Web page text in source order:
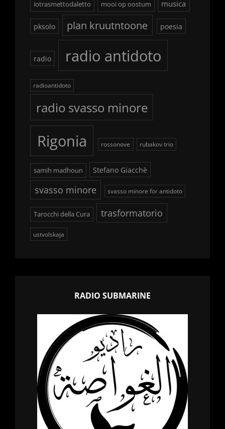
iotrasmettodaletto mooi op oostum musica
pksolo plan kruutntoone poesia
radio radio antidoto
radioantidoto
radio svasso minore
Rigonia rossonove rubakov trio
samih madhoun Stefano Giacchè
svasso minore svasso minore for antidoto
Tarocchi della Cura trasformatorio
ustvolskaja
RADIO SUBMARINE